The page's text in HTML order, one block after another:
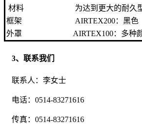
材料
为达到更大的耐久
框架
AIRTEX200：黑色
外罩
AIRTEX100：多种
3、联系我们
联系人：李女士
电话：0514-83271616
传真：0514-83271616